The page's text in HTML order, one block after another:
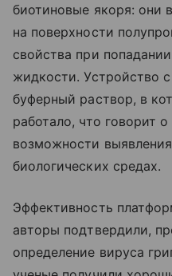
биотиновые якоря: они
на поверхности
свойства при
жидкости. Устройство
буферный раствор, в
работало, что говорит
возможности
биологических средах.
Эффективность
авторы подтвердили,
определение вируса